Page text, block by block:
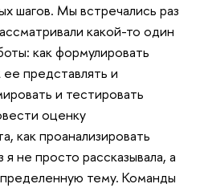
шагов. Мы встречались раз
какой-то один
как формулировать
представлять и
и тестировать
оценку
как проанализировать
не просто рассказывала, а
тему. Команды